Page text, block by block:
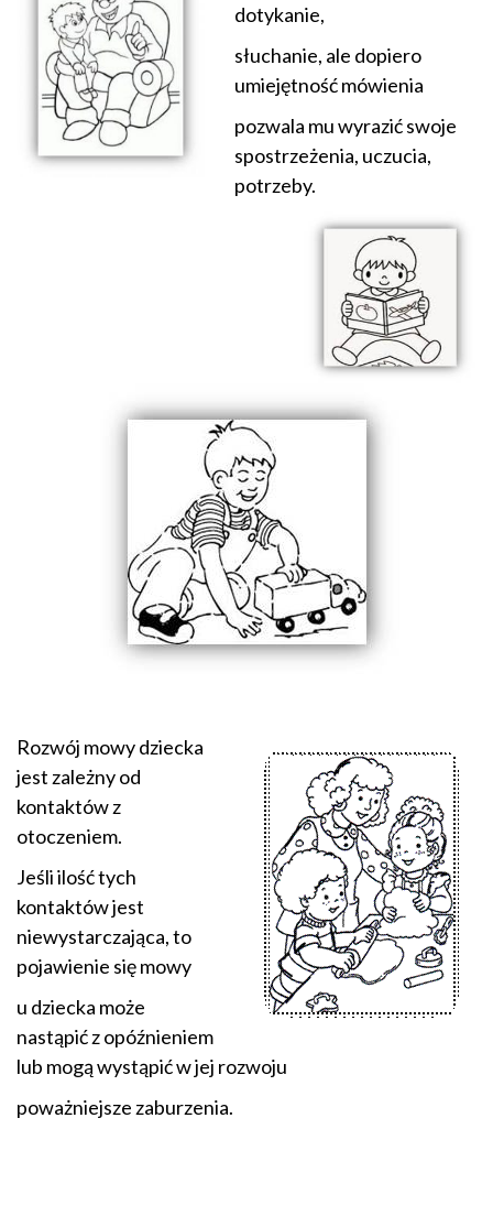
dotykanie,
słuchanie, ale dopiero
umiejętność mówienia
pozwala mu wyrazić swoje
spostrzeżenia, uczucia,
potrzeby.
Rozwój mowy dziecka
jest zależny od
kontaktów z
otoczeniem.
Jeśli ilość tych
kontaktów jest
niewystarczająca, to
pojawienie się mowy
u dziecka może
nastąpić z opóźnieniem
lub mogą wystąpić w jej rozwoju
poważniejsze zaburzenia.